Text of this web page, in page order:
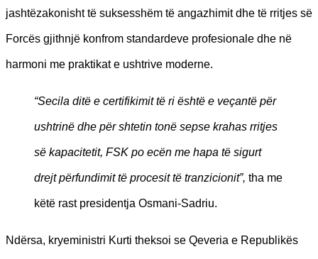
jashtëzakonisht të suksesshëm të angazhimit dhe të rritjes së
Forcës gjithnjë konfrom standardeve profesionale dhe në
harmoni me praktikat e ushtrive moderne.
“Secila ditë e certifikimit të ri është e veçantë për
ushtrinë dhe për shtetin tonë sepse krahas rritjes
së kapacitetit, FSK po ecën me hapa të sigurt
drejt përfundimit të procesit të tranzicionit”, tha me
këtë rast presidentja Osmani-Sadriu.
Ndërsa, kryeministri Kurti theksoi se Qeveria e Republikës